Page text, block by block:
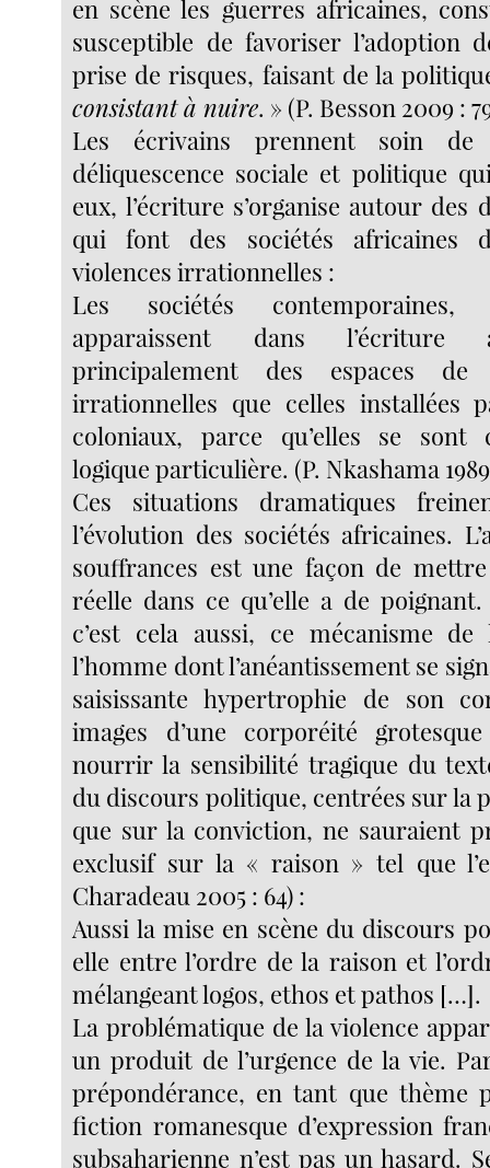
en scène les guerres africaines,
susceptible de favoriser l’adoption
prise de risques, faisant de la
consistant à nuire. » (P. Besson 2009 :
Les écrivains prennent soin de
déliquescence sociale et politique
eux, l’écriture s’organise autour des
qui font des sociétés africaines
violences irrationnelles :
Les sociétés contemporaines,
apparaissent dans l’écriture
principalement des espaces de
irrationnelles que celles installées
coloniaux, parce qu’elles se sont
logique particulière. (P. Nkashama 1989
Ces situations dramatiques
l’évolution des sociétés africaines.
souffrances est une façon de
réelle dans ce qu’elle a de
c’est cela aussi, ce mécanisme de
l’homme dont l’anéantissement se
saisissante hypertrophie de son
images d’une corporéité
nourrir la sensibilité tragique du
du discours politique, centrées sur la
que sur la conviction, ne sauraient
exclusif sur la « raison » tel que
Charadeau 2005 : 64) :
Aussi la mise en scène du discours
elle entre l’ordre de la raison et
mélangeant logos, ethos et pathos […].
La problématique de la violence
un produit de l’urgence de la vie.
prépondérance, en tant que thème
fiction romanesque d’expression
subsaharienne n’est pas un hasard.